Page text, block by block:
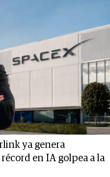
ya genera
en IA golpea a la